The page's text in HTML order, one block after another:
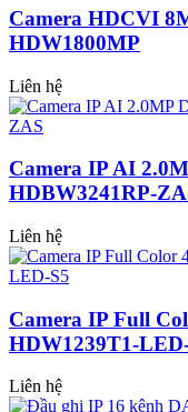
Camera HDCVI
HDW1800MP
Liên hệ
Camera IP AI
HDBW3241RP-
Liên hệ
Camera IP Full
HDW1239T1-
Liên hệ